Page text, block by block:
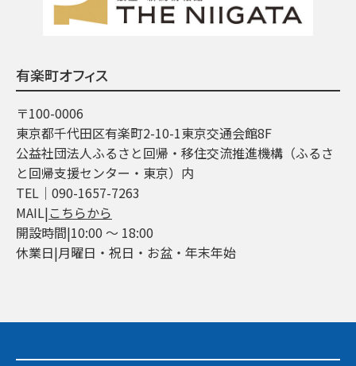
有楽町オフィス
〒100-0006
東京都千代田区有楽町2-10-1東京交通会館8F
公益社団法人ふるさと回帰・移住交流推進機構（ふるさ
と回帰支援センター・東京）内
TEL│090-1657-7263
MAIL|こちらから
開設時間|10:00 ～ 18:00
休業日|月曜日・祝日・お盆・年末年始